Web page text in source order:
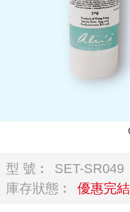
型 號︰
SET-SR049
庫存狀態︰
優惠完結